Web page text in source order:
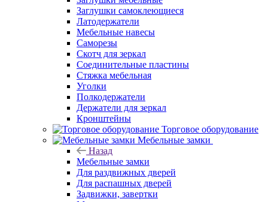
Заглушки самоклеющиеся
Латодержатели
Мебельные навесы
Саморезы
Скотч для зеркал
Соединительные пластины
Стяжка мебельная
Уголки
Полкодержатели
Держатели для зеркал
Кронштейны
Торговое оборудование
Мебельные замки
Назад
Мебельные замки
Для раздвижных дверей
Для распашных дверей
Задвижки, завертки